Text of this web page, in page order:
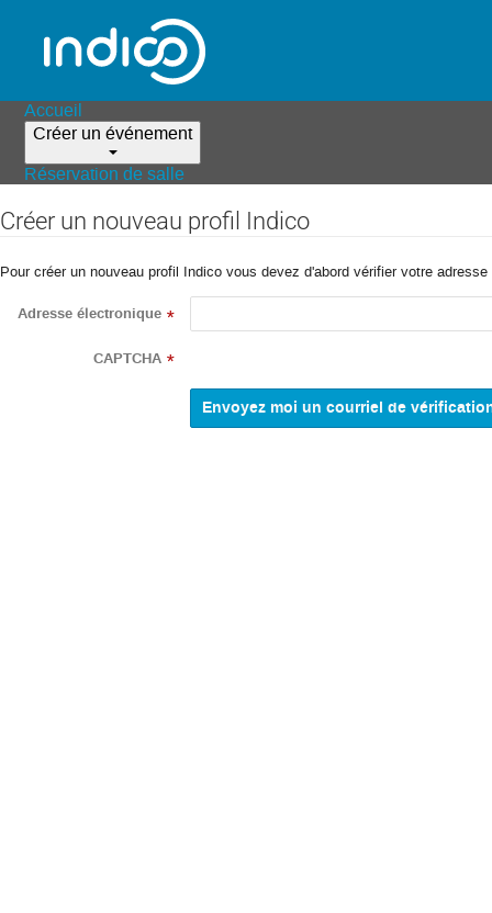
Accueil
Créer un événement
Réservation de salle
Créer un nouveau profil Indico
Pour créer un nouveau profil Indico vous devez d'abord vérifier votre
Adresse électronique *
CAPTCHA *